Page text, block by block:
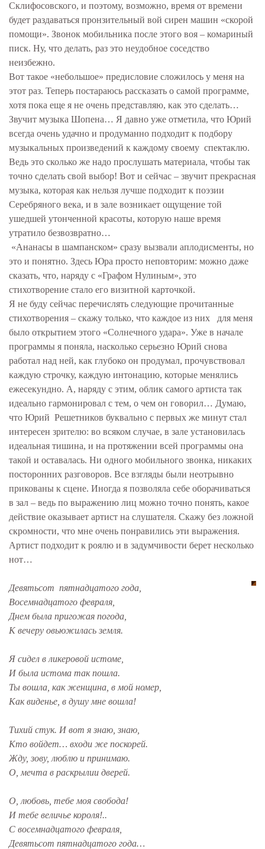
Склифосовского, и поэтому, возможно, время от времени
будет раздаваться пронзительный вой сирен машин «скорой
помощи». Звонок мобильника после этого воя – комариный
писк. Ну, что делать, раз это неудобное соседство
неизбежно.
Вот такое «небольшое» предисловие сложилось у меня на
этот раз. Теперь постараюсь рассказать о самой программе,
хотя пока еще я не очень представляю, как это сделать…
Звучит музыка Шопена… Я давно уже отметила, что Юрий
всегда очень удачно и продуманно подходит к подбору
музыкальных произведений к каждому своему спектаклю.
Ведь это сколько же надо прослушать материала, чтобы так
точно сделать свой выбор! Вот и сейчас – звучит прекрасная
музыка, которая как нельзя лучше подходит к поэзии
Серебряного века, и в зале возникает ощущение той
ушедшей утонченной красоты, которую наше время
утратило безвозвратно…
«Ананасы в шампанском» сразу вызвали аплодисменты, но
это и понятно. Здесь Юра просто неповторим: можно даже
сказать, что, наряду с «Графом Нулиным», это
стихотворение стало его визитной карточкой.
Я не буду сейчас перечислять следующие прочитанные
стихотворения – скажу только, что каждое из них для меня
было открытием этого «Солнечного удара». Уже в начале
программы я поняла, насколько серьезно Юрий снова
работал над ней, как глубоко он продумал, прочувствовал
каждую строчку, каждую интонацию, которые менялись
ежесекундно. А, наряду с этим, облик самого артиста так
идеально гармонировал с тем, о чем он говорил… Думаю,
что Юрий Решетников буквально с первых же минут стал
интересен зрителю: во всяком случае, в зале установилась
идеальная тишина, и на протяжении всей программы она
такой и оставалась. Ни одного мобильного звонка, никаких
посторонних разговоров. Все взгляды были неотрывно
прикованы к сцене. Иногда я позволяла себе оборачиваться
в зал – ведь по выражению лиц можно точно понять, какое
действие оказывает артист на слушателя. Скажу без ложной
скромности, что мне очень понравились эти выражения.
Артист подходит к роялю и в задумчивости берет несколько
нот…
Девятьсот пятнадцатого года,
Восемнадцатого февраля,
Днем была пригожая погода,
К вечеру овьюжилась земля.
Я сидел в ликеровой истоме,
И была истома так пошла.
Ты вошла, как женщина, в мой номер,
Как виденье, в душу мне вошла!
Тихий стук. И вот я знаю, знаю,
Кто войдет… входи же поскорей.
Жду, зову, люблю и принимаю.
О, мечта в раскрылии дверей.
О, любовь, тебе моя свобода!
И тебе величье короля!..
С восемнадцатого февраля,
Девятьсот пятнадцатого года…